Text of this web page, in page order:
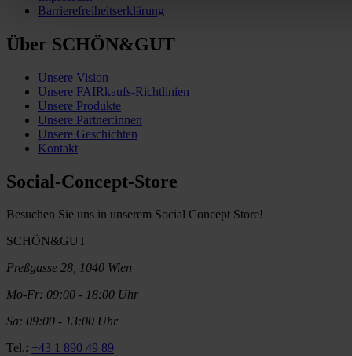
Barrierefreiheitserklärung
Über SCHÖN&GUT
Unsere Vision
Unsere FAIRkaufs-Richtlinien
Unsere Produkte
Unsere Partner:innen
Unsere Geschichten
Kontakt
Social-Concept-Store
Besuchen Sie uns in unserem Social Concept Store!
SCHÖN&GUT
Preßgasse 28, 1040 Wien
Mo-Fr: 09:00 - 18:00 Uhr
Sa: 09:00 - 13:00 Uhr
Tel.: +43 1 890 49 89